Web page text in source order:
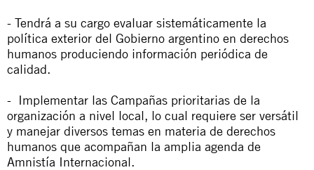
- Tendrá a su cargo evaluar sistemáticamente la
política exterior del Gobierno argentino en derechos
humanos produciendo información periódica de
calidad.
- Implementar las Campañas prioritarias de la
organización a nivel local, lo cual requiere ser versátil
y manejar diversos temas en materia de derechos
humanos que acompañan la amplia agenda de
Amnistía Internacional.